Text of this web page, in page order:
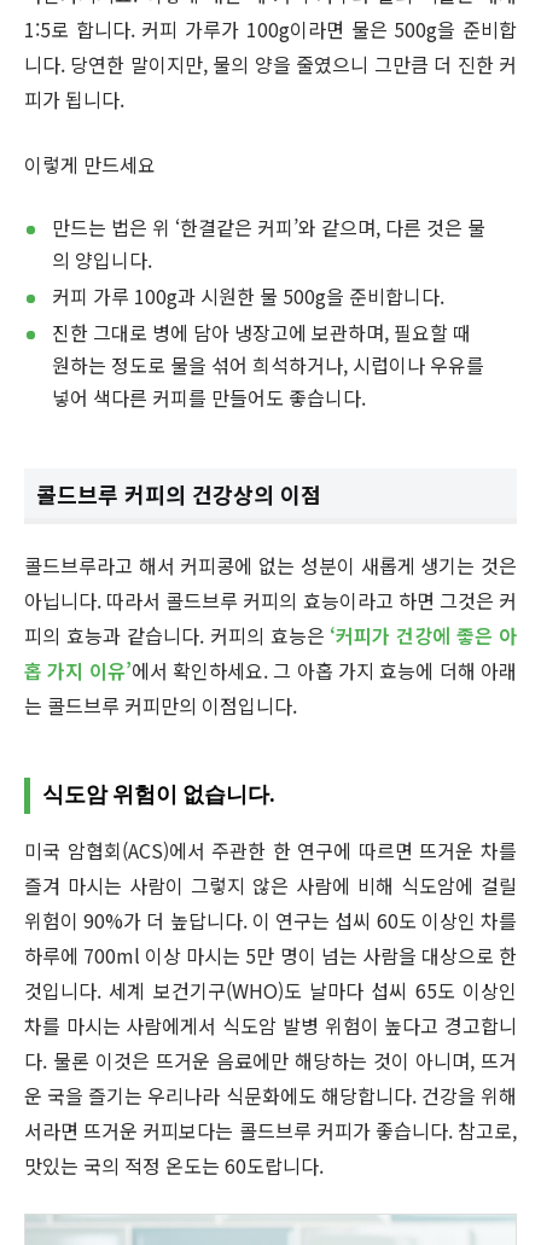
1:5로 합니다. 커피 가루가 100g이라면 물은 500g을 준비합
니다. 당연한 말이지만, 물의 양을 줄였으니 그만큼 더 진한 커
피가 됩니다.
이렇게 만드세요
만드는 법은 위 ‘한결같은 커피’와 같으며, 다른 것은 물
의 양입니다.
커피 가루 100g과 시원한 물 500g을 준비합니다.
진한 그대로 병에 담아 냉장고에 보관하며, 필요할 때
원하는 정도로 물을 섞어 희석하거나, 시럽이나 우유를
넣어 색다른 커피를 만들어도 좋습니다.
콜드브루 커피의 건강상의 이점
콜드브루라고 해서 커피콩에 없는 성분이 새롭게 생기는 것은
아닙니다. 따라서 콜드브루 커피의 효능이라고 하면 그것은 커
피의 효능과 같습니다. 커피의 효능은 ‘커피가 건강에 좋은 아
홉 가지 이유’에서 확인하세요. 그 아홉 가지 효능에 더해 아래
는 콜드브루 커피만의 이점입니다.
식도암 위험이 없습니다.
미국 암협회(ACS)에서 주관한 한 연구에 따르면 뜨거운 차를
즐겨 마시는 사람이 그렇지 않은 사람에 비해 식도암에 걸릴
위험이 90%가 더 높답니다. 이 연구는 섭씨 60도 이상인 차를
하루에 700ml 이상 마시는 5만 명이 넘는 사람을 대상으로 한
것입니다. 세계 보건기구(WHO)도 날마다 섭씨 65도 이상인
차를 마시는 사람에게서 식도암 발병 위험이 높다고 경고합니
다. 물론 이것은 뜨거운 음료에만 해당하는 것이 아니며, 뜨거
운 국을 즐기는 우리나라 식문화에도 해당합니다. 건강을 위해
서라면 뜨거운 커피보다는 콜드브루 커피가 좋습니다. 참고로,
맛있는 국의 적정 온도는 60도랍니다.